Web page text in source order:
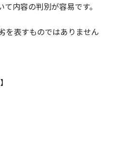
内容の判別が容易です。
を表すものではありません